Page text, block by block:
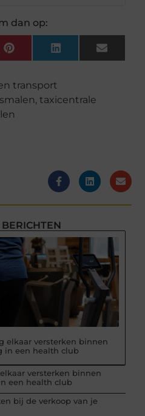
dan op:
PinterestLinkedInEmail
transport
, taxicentrale
elkaar versterken binnen
in een health club
versterken binnen
een health club
bij de verkoop van je